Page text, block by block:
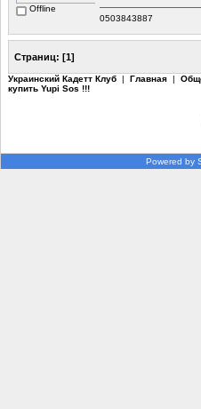
Offline
0503843887
Страниц: [1]
Украинский Кадетт Клуб | Главная |
купить Yupi Sos !!!
Powered by